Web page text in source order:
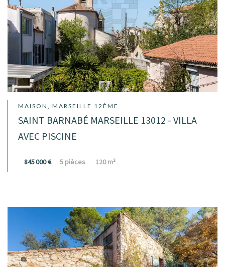
MAISON, MARSEILLE 12ÈME
SAINT BARNABÉ MARSEILLE 13012 - VILLA
AVEC PISCINE
845 000 € 5 pièces 120 m²